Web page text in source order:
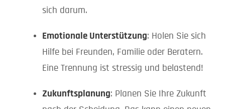
sich darum.
Emotionale Unterstützung: Holen Sie sich
Hilfe bei Freunden, Familie oder Beratern.
Eine Trennung ist stressig und belastend!
Zukunftsplanung: Planen Sie Ihre Zukunft